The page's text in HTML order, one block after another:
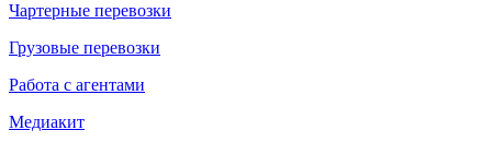
Чартерные перевозки
Грузовые перевозки
Работа с агентами
Медиакит